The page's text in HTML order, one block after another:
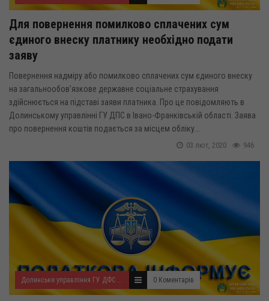
Для повернення помилково сплачених сум
єдиного внеску платнику необхідно подати
заяву
Повернення надміру або помилково сплачених сум єдиного внеску
на загальнообов’язкове державне соціальне страхування
здійснюється на підставі заяви платника. Про це повідомляють в
Долинському управлінні ГУ ДПС в Івано-Франківській області. Заява
про повернення коштів подається за місцем обліку...
946
03 лют, 2020
Долинське управління ГУ ДФС у Івано-Франківській області 0 Коментарів